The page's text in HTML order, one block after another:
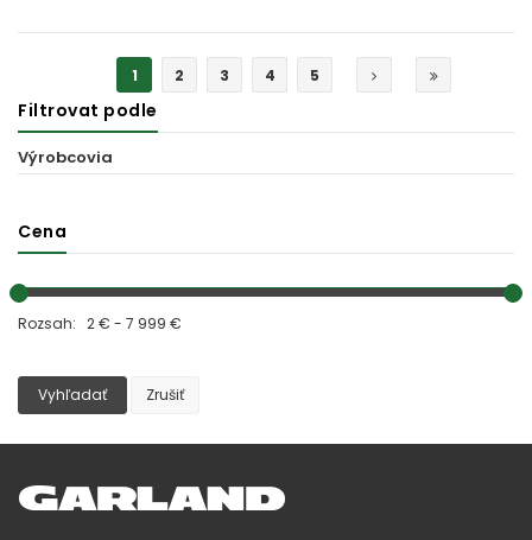
1 2 3 4 5
Filtrovat podle
Výrobcovia
Cena
Rozsah: 2 € - 7 999 €
Vyhľadať Zrušiť